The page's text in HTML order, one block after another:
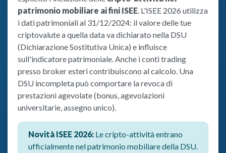
patrimonio mobiliare ai fini ISEE. L'ISEE 2026 utilizza
i dati patrimoniali al 31/12/2024: il valore delle tue
criptovalute a quella data va dichiarato nella DSU
(Dichiarazione Sostitutiva Unica) e influisce
sull'indicatore patrimoniale. Anche i conti trading
presso broker esteri contribuiscono al calcolo. Una
DSU incompleta può comportare la revoca di
prestazioni agevolate (bonus, agevolazioni
universitarie, assegno unico).
Novità ISEE 2026: Le cripto-attività entrano
ufficialmente nel patrimonio mobiliare della DSU.